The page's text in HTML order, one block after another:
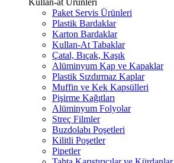
Kullan-at Ürünleri
Paket Servis Ürünleri
Plastik Bardaklar
Karton Bardaklar
Kullan-At Tabaklar
Çatal, Bıçak, Kaşık
Alüminyum Kap ve Kapaklar
Plastik Sızdırmaz Kaplar
Muffin ve Kek Kapsülleri
Pişirme Kağıtları
Alüminyum Folyolar
Streç Filmler
Buzdolabı Poşetleri
Kilitli Poşetler
Pipetler